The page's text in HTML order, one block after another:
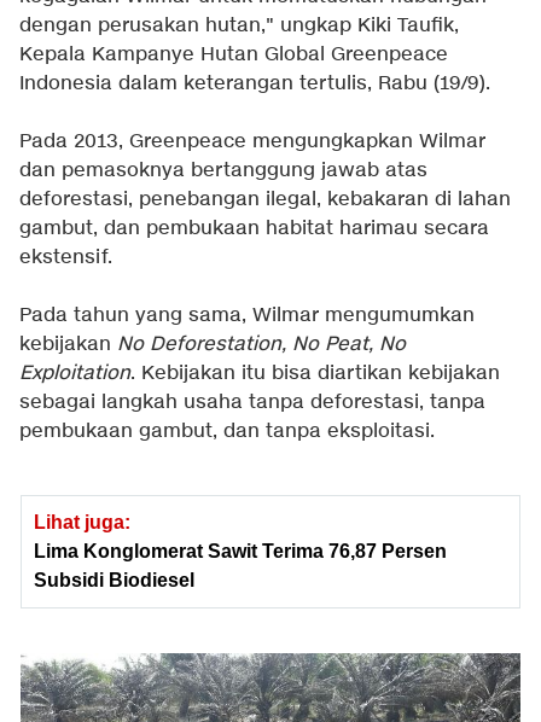
dengan perusakan hutan," ungkap Kiki Taufik,
Kepala Kampanye Hutan Global Greenpeace
Indonesia dalam keterangan tertulis, Rabu (19/9).
Pada 2013, Greenpeace mengungkapkan Wilmar
dan pemasoknya bertanggung jawab atas
deforestasi, penebangan ilegal, kebakaran di lahan
gambut, dan pembukaan habitat harimau secara
ekstensif.
Pada tahun yang sama, Wilmar mengumumkan
kebijakan No Deforestation, No Peat, No
Exploitation. Kebijakan itu bisa diartikan kebijakan
sebagai langkah usaha tanpa deforestasi, tanpa
pembukaan gambut, dan tanpa eksploitasi.
Lihat juga:
Lima Konglomerat Sawit Terima 76,87 Persen
Subsidi Biodiesel